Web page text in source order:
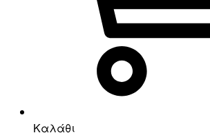
Καλάθι